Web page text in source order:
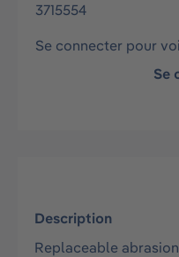
3715554
Se connecter pour
Se
Description
Replaceable